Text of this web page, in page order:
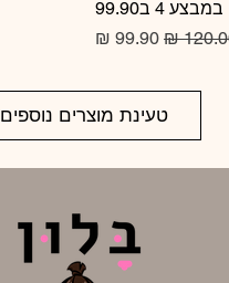
במבצע 4 ב99.90
רגיל מחיר מבצע
טעינת מוצרים נוספים